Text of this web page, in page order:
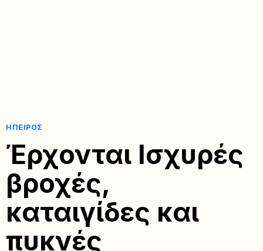
ΉΠΕΙΡΟΣ
Έρχονται Ισχυρές
βροχές,
καταιγίδες και
πυκνές